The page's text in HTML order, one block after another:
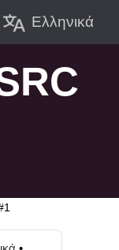
Ελληνικά